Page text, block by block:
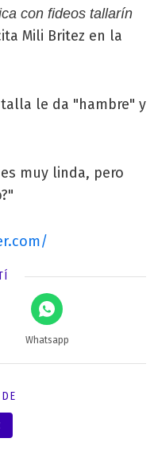
con fideos tallarín
Mili Britez en la
le da "hambre" y
muy linda, pero
Whatsapp